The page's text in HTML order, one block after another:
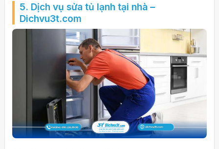
5. Dịch vụ sửa tủ lạnh tại nhà –
Dichvu3t.com